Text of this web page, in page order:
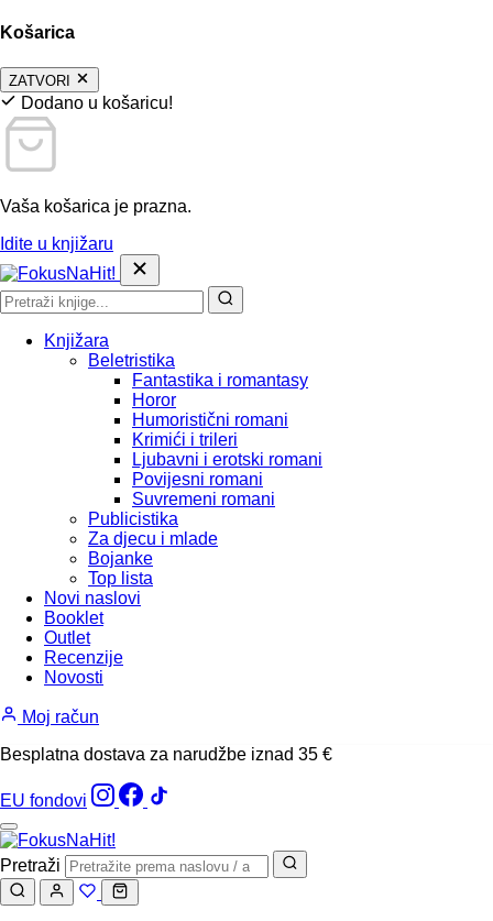
Košarica
ZATVORI
Dodano u košaricu!
Vaša košarica je prazna.
Idite u knjižaru
Knjižara
Beletristika
Fantastika i romantasy
Horor
Humoristični romani
Krimići i trileri
Ljubavni i erotski romani
Povijesni romani
Suvremeni romani
Publicistika
Za djecu i mlade
Bojanke
Top lista
Novi naslovi
Booklet
Outlet
Recenzije
Novosti
Moj račun
Besplatna dostava za narudžbe iznad 35 €
EU fondovi
Pretraži